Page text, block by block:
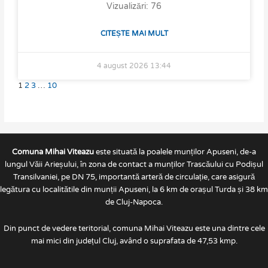
Vizualizări: 76
CITEȘTE MAI MULT
4 august 2026 13:44
1 2 3 … 10
Comuna Mihai Viteazueste situată la poalele munților Apuseni, de-a
lungul Văii Arieșului, în zona de contact a munților Trascăului cu Podișul
Transilvaniei, pe DN 75, importantă arteră de circulație, care asigură
legătura cu localitătile din munții Apuseni, la 6 km de orașul Turda și 38 km
de Cluj-Napoca.
Din punct de vedere teritorial, comuna Mihai Viteazu este una dintre cele
mai mici din județul Cluj, având o suprafata de 47,53 kmp.